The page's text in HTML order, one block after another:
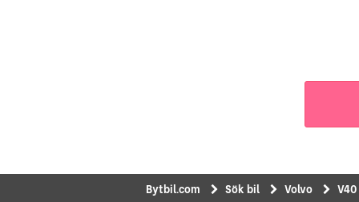
Bytbil.com Sök bil Volvo V40